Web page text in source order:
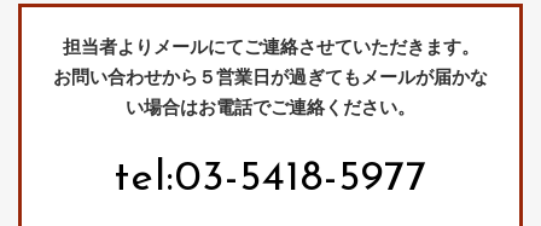
担当者よりメールにてご連絡させていただきます。
お問い合わせから５営業日が過ぎてもメールが届かな
い場合はお電話でご連絡ください。
tel:03-5418-5977